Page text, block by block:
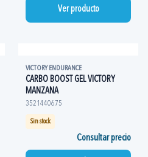
Ver producto
VICTORY ENDURANCE
CARBO BOOST GEL VICTORY
MANZANA
3521440675
Sin stock
Consultar precio